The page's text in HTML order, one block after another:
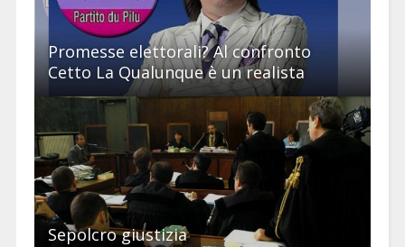
Promesse elettorali? Al confronto
Cetto La Qualunque è un realista
Sepolcro giustizia